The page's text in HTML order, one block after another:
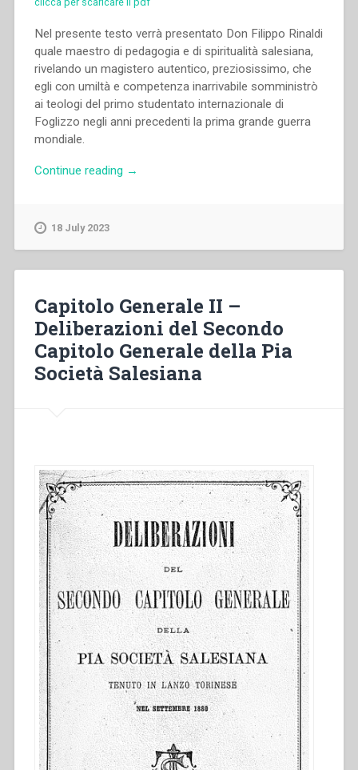
Nel presente testo verrà presentato Don Filippo Rinaldi
quale maestro di pedagogia e di spiritualità salesiana,
rivelando un magistero autentico, preziosissimo, che
egli con umiltà e competenza inarrivabile somministrò
ai teologi del primo studentato internazionale di
Foglizzo negli anni precedenti la prima grande guerra
mondiale.
Continue reading “Eugenio
e
di
Spiritualità
Salesiana”
→
18 July 2023
Capitolo Generale II –
Deliberazioni del Secondo
Capitolo Generale della Pia
Società Salesiana